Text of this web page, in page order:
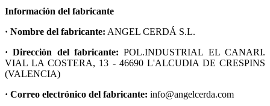
Información del fabricante
· Nombre del fabricante: ANGEL CERDÁ S.L.
· Dirección del fabricante: POL.INDUSTRIAL EL CANARI.
VIAL LA COSTERA, 13 - 46690 L'ALCUDIA DE CRESPINS
(VALENCIA)
· Correo electrónico del fabricante: info@angelcerda.com